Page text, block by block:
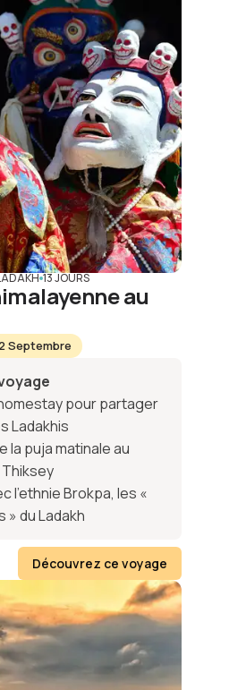
13 JOURS
au
Septembre
pour partager
Ladakhis
la puja matinale au
l’ethnie Brokpa, les «
du Ladakh
Découvrez ce voyage